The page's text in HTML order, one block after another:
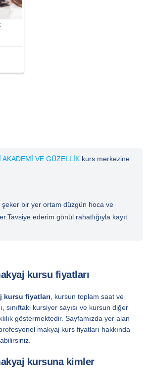
AKADEMİ VE GÜZELLİK kurs merkezine
şeker bir yer ortam düzgün hoca ve
ederim gönül rahatlığıyla kayıt
kursu fiyatları
kursu fiyatları, kursun toplam saat ve
sınıftaki kursiyer sayısı ve kursun diğer
göstermektedir. Sayfamızda yer alan
makyaj kurs fiyatları hakkında
kursuna kimler